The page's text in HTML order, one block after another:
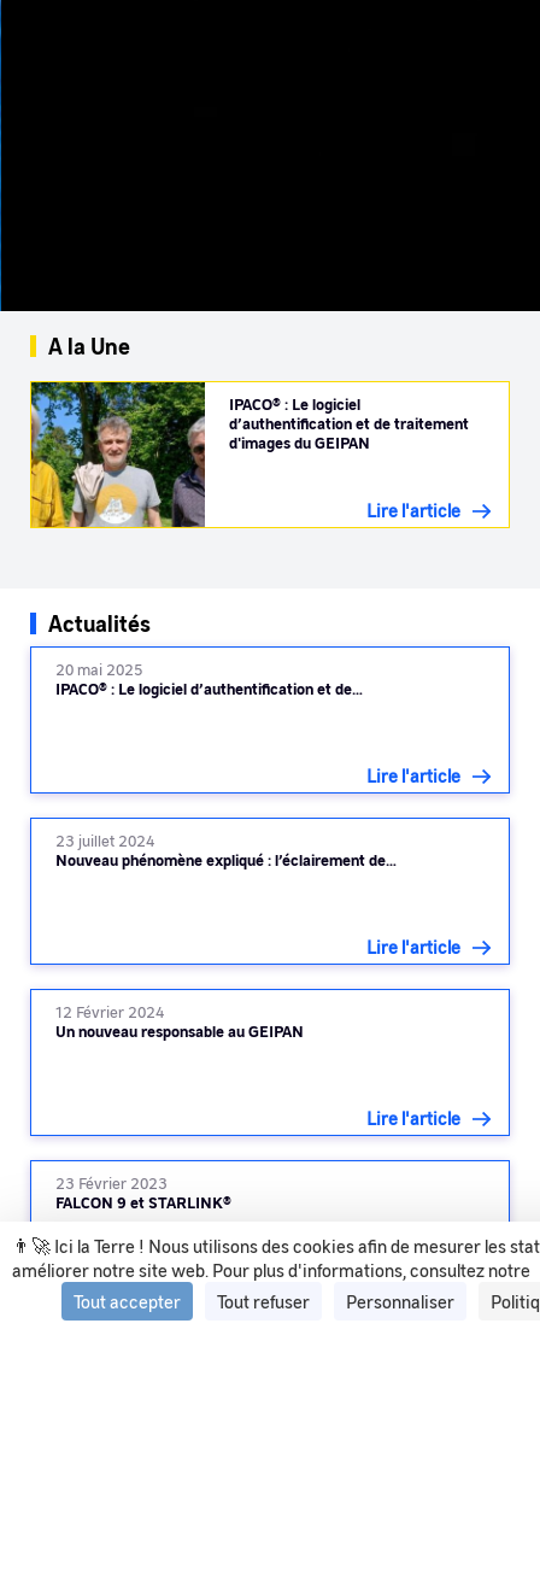
👨‍🚀 Ici la Terre ! Nous utilisons des cookies afin de mesurer les
améliorer notre site web. Pour plus d'informations, consultez notre
Tout accepter
Tout refuser Personnaliser
A la Une
IPACO® : Le logiciel
d’authentification et de traitement
d'images du GEIPAN
Lire l'article
Actualités
20 mai 2025
IPACO® : Le logiciel d’authentification et de…
Lire l'article
23 juillet 2024
Nouveau phénomène expliqué : l’éclairement de…
Lire l'article
12 Février 2024
Un nouveau responsable au GEIPAN
Lire l'article
23 Février 2023
FALCON 9 et STARLINK®
Lire l'article